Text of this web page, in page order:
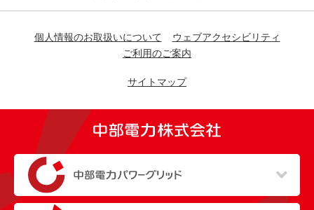
個人情報のお取扱いについて
ウェブアクセシビリティ
ご利用のご案内
サイトマップ
（新しいウィンドウを開きます）